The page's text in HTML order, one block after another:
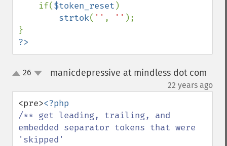
    if(
$token_reset )
strtok( '' , '' );
?>
up26 manicdepressive at mindless dot com
22 years ago
<pre>
/** get leading, trailing, and
embedded separator tokens that were
'skipped'